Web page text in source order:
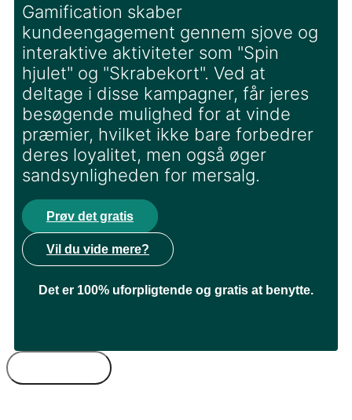
Gamification skaber
kundeengagement gennem sjove og
interaktive aktiviteter som "Spin
hjulet" og "Skrabekort". Ved at
deltage i disse kampagner, får jeres
besøgende mulighed for at vinde
præmier, hvilket ikke bare forbedrer
deres loyalitet, men også øger
sandsynligheden for mersalg.
Prøv det gratis
Vil du vide mere?
Det er 100% uforpligtende og gratis at benytte.